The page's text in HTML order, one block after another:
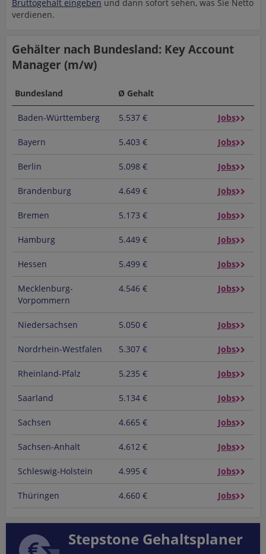
Bruttogehalt eingeben und dann sofort sehen, was Sie Netto
verdienen.
Gehälter nach Bundesland: Key Account
Manager (m/w)
Bundesland Ø Gehalt
Baden-Württemberg 5.537 € Jobs
Bayern 5.403 € Jobs
Berlin 5.098 € Jobs
Brandenburg 4.649 € Jobs
Bremen 5.173 € Jobs
Hamburg 5.449 € Jobs
Hessen 5.499 € Jobs
Mecklenburg-
Vorpommern
4.546 € Jobs
Niedersachsen 5.050 € Jobs
Nordrhein-Westfalen 5.307 € Jobs
Rheinland-Pfalz 5.235 € Jobs
Saarland 5.134 € Jobs
Sachsen 4.665 € Jobs
Sachsen-Anhalt 4.612 € Jobs
Schleswig-Holstein 4.995 € Jobs
Thüringen 4.660 € Jobs
Stepstone Gehaltsplaner